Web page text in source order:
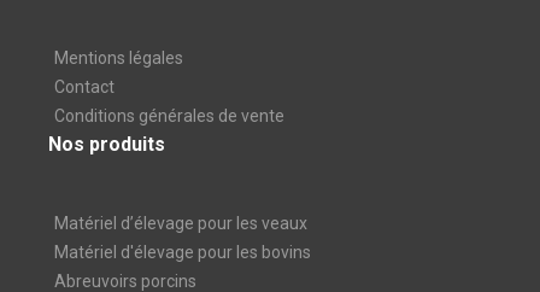
Mentions légales
Contact
Conditions générales de vente
Nos produits
Matériel d’élevage pour les veaux
Matériel d'élevage pour les bovins
Abreuvoirs porcins